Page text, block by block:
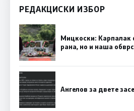
РЕДАКЦИСКИ ИЗБОР
Мицкоски: Карпалак
рана, но и наша
Ангелов за двете